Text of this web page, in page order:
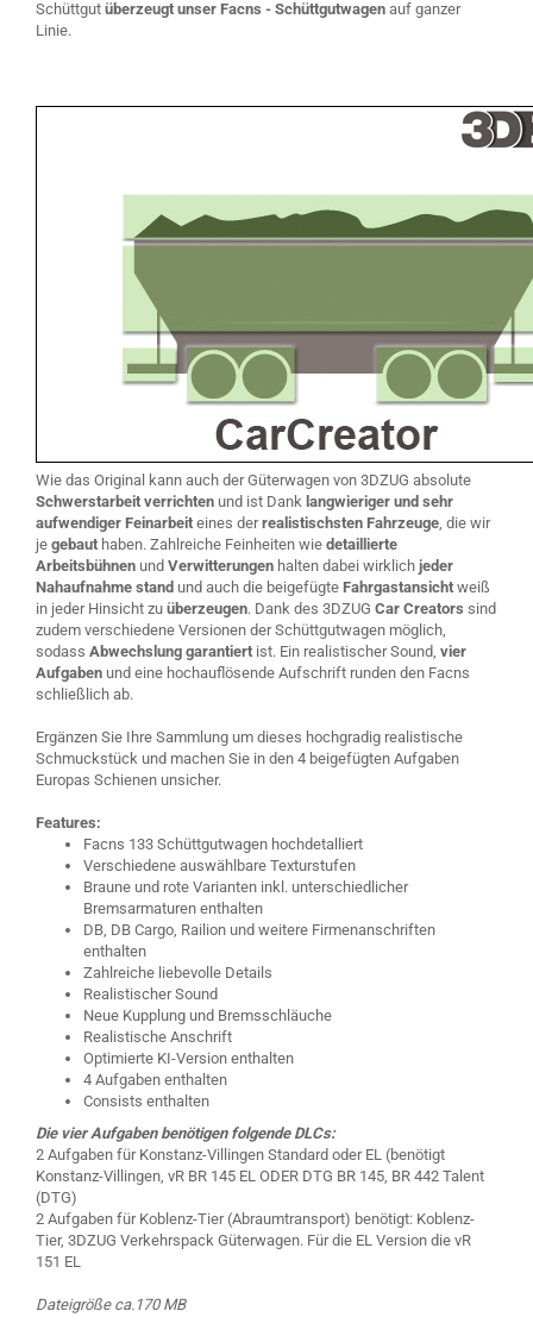
Schüttgut überzeugt unser Facns - Schüttgutwagen auf ganzer
Linie.
Wie das Original kann auch der Güterwagen von 3DZUG absolute
Schwerstarbeit verrichten und ist Dank langwieriger und sehr
aufwendiger Feinarbeit eines derrealistischsten Fahrzeuge, die wir
je gebaut haben. Zahlreiche Feinheiten wie detaillierte
Arbeitsbühnen und Verwitterungen halten dabei wirklich jeder
Nahaufnahme stand und auch die beigefügte Fahrgastansicht weiß
in jeder Hinsicht zu überzeugen. Dank des 3DZUG Car Creators sind
zudem verschiedene Versionen der Schüttgutwagen möglich,
sodass Abwechslung garantiert ist. Ein realistischer Sound, vier
Aufgaben und eine hochauflösende Aufschrift runden den Facns
schließlich ab.
Ergänzen Sie Ihre Sammlung um dieses hochgradig realistische
Schmuckstück und machen Sie in den 4 beigefügten Aufgaben
Europas Schienen unsicher.
Features:
Facns 133 Schüttgutwagen hochdetalliert
Verschiedene auswählbare Texturstufen
Braune und rote Varianten inkl. unterschiedlicher
Bremsarmaturen enthalten
DB, DB Cargo, Railion und weitere Firmenanschriften
enthalten
Zahlreiche liebevolle Details
Realistischer Sound
Neue Kupplung und Bremsschläuche
Realistische Anschrift
Optimierte KI-Version enthalten
4 Aufgaben enthalten
Consists enthalten
Die vier Aufgaben benötigen folgende DLCs:
2 Aufgaben für Konstanz-Villingen Standard oder EL (benötigt
Konstanz-Villingen, vR BR 145 EL ODER DTG BR 145, BR 442 Talent
(DTG)
2 Aufgaben für Koblenz-Tier (Abraumtransport) benötigt: Koblenz-
Tier, 3DZUG Verkehrspack Güterwagen. Für die EL Version die vR
151 EL
Dateigröße ca.170 MB